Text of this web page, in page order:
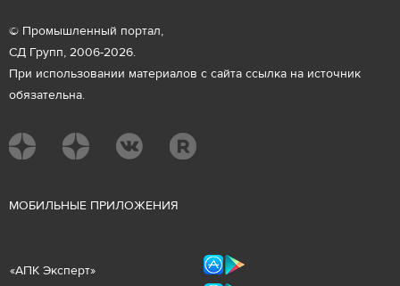
© Промышленный портал,
СД Групп, 2006-2026.
При использовании материалов с сайта ссылка на источник
обязательна.
МОБИЛЬНЫЕ ПРИЛОЖЕНИЯ
«АПК Эксперт»